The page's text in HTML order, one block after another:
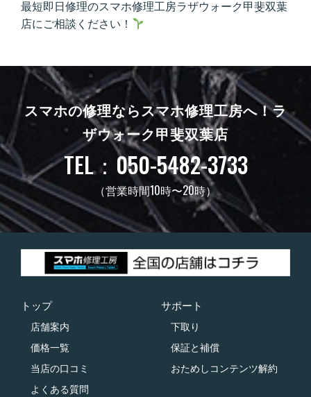
最短即日修理のスマホ修理工房ラザウォーク甲斐双葉
店にご相談ください！
スマホの修理ならスマホ修理工房へ！ラ
ザウォーク甲斐双葉店
TEL：050-5482-3733
（営業時間10時〜20時）
トップ
店舗案内
価格一覧
当店の口コミ
よくある質問
サポート
下取り
保証と補償
おためしコンテンツ解約